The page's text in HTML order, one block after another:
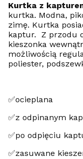
Kurtka z
kurtka. Modna,
zimę. Kurtka
kaptur. Z przodu
kieszonka
możliwością
poliester,
✅ocieplana
✅z odpinanym
✅po odpięciu
✅zasuwane